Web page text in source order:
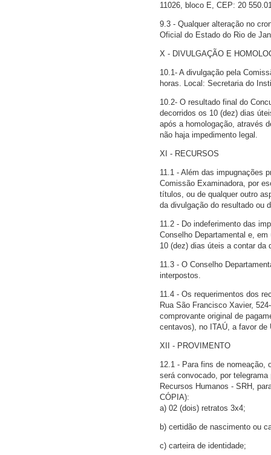
11026, bloco E, CEP: 20
9.3 - Qualquer alteração no
Oficial do Estado do Rio de
X - DIVULGAÇÃO E
10.1- A divulgação pela
horas. Local: Secretaria do
10.2- O resultado final do
decorridos os 10 (dez) dias
após a homologação, através
não haja impedimento legal.
XI - RECURSOS
11.1 - Além das impugnações
Comissão Examinadora, por
títulos, ou de qualquer outro
da divulgação do resultado ou
11.2 - Do indeferimento das
Conselho Departamental e,
10 (dez) dias úteis a contar da
11.3 - O Conselho
interpostos.
11.4 - Os requerimentos dos
Rua São Francisco Xavier,
comprovante original de
centavos), no ITAÚ, a favor de
XII - PROVIMENTO
12.1 - Para fins de nomeação,
será convocado, por
Recursos Humanos - SRH,
CÓPIA):
a) 02 (dois) retratos 3x4;
b) certidão de nascimento ou
c) carteira de identidade;